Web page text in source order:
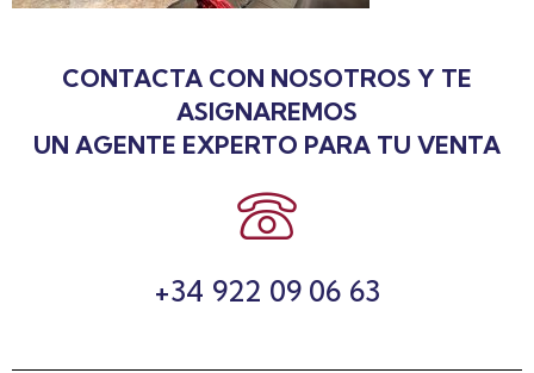
CONTACTA CON NOSOTROS Y TE
ASIGNAREMOS
UN AGENTE EXPERTO PARA TU VENTA
+34 922 09 06 63